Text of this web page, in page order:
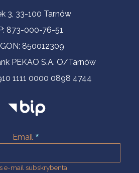
3, 33-100 Tarnów
873-000-76-51
850012309
PEKAO S.A. O/Tarnów
1111 0000 0898 4744
Email
e-mail subskrybenta.